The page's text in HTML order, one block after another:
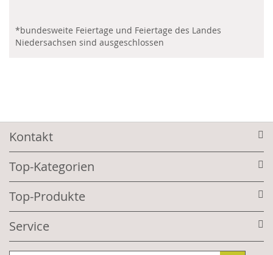
*bundesweite Feiertage und Feiertage des Landes
Niedersachsen sind ausgeschlossen
Kontakt
Top-Kategorien
Top-Produkte
Service